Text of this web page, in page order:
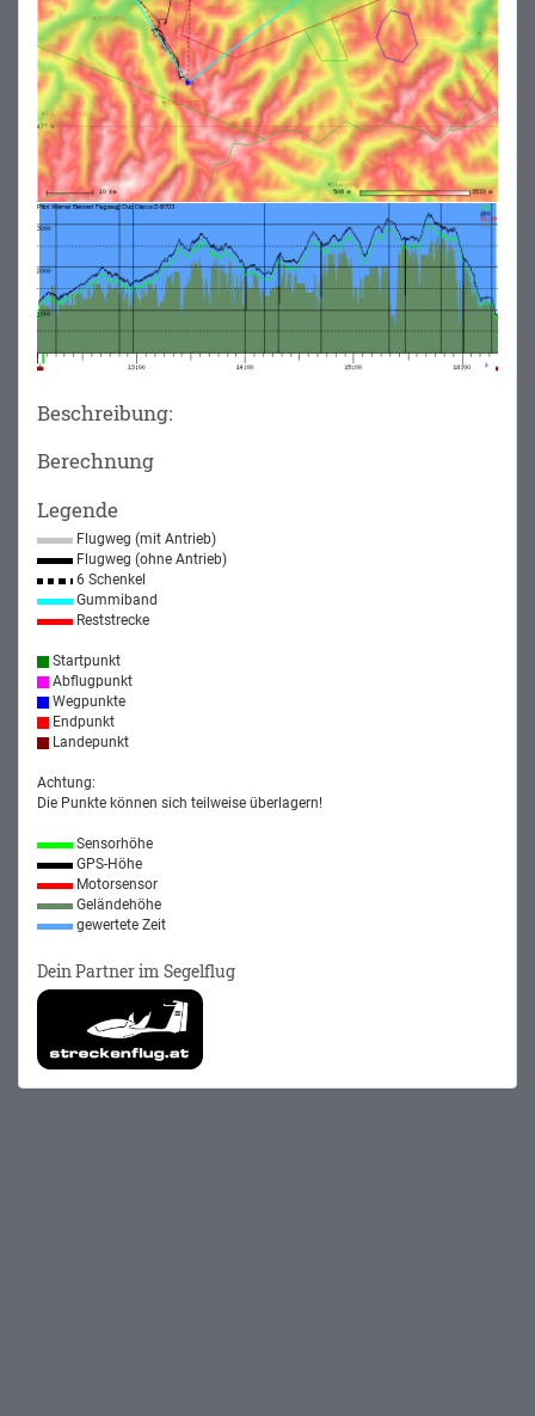
Beschreibung:
Berechnung
Legende
Flugweg (mit Antrieb)
Flugweg (ohne Antrieb)
6 Schenkel
Gummiband
Reststrecke
Startpunkt
Abflugpunkt
Wegpunkte
Endpunkt
Landepunkt
Achtung:
Die Punkte können sich teilweise überlagern!
Sensorhöhe
GPS-Höhe
Motorsensor
Geländehöhe
gewertete Zeit
Dein Partner im Segelflug